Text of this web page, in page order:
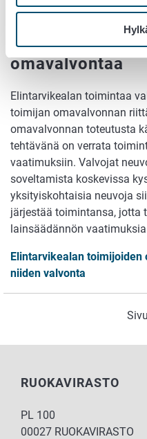
Toimijoiden
Viranomainen
omavalvontaa
Elintarvikealan toimintaa
toimijan omavalvonnan
omavalvonnan toteutusta
tehtävänä on verrata
vaatimuksiin. Valvojat
soveltamista koskevissa
yksityiskohtaisia neuvoja
järjestää toimintansa, jotta
lainsäädännön
Elintarvikealan
niiden valvonta
RUOKAVIRASTO
PL 100
00027 RUOKAVIRASTO